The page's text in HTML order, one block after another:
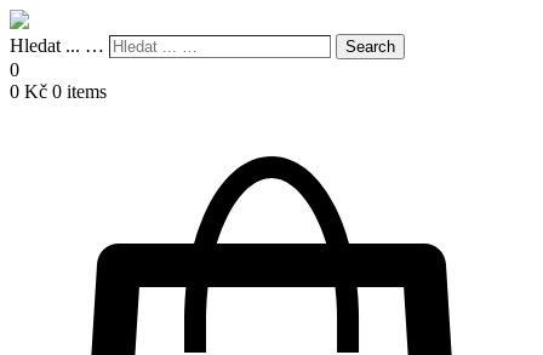
Hledat ... … Search
0
0 Kč 0 items